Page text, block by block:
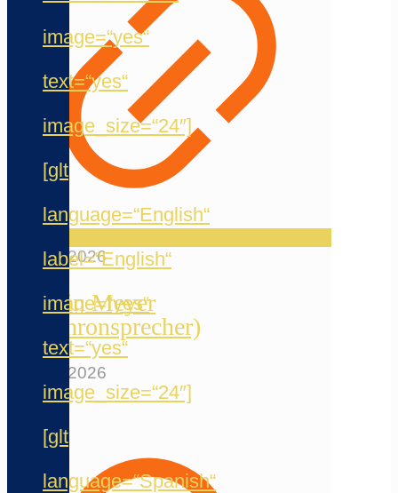
image=“yes“
text=“yes“
image_size=“24″]
[glt
language=“English“
label=“English“
image=“yes“
text=“yes“
image_size=“24″]
[glt
language=“Spanish“
20. Mai 2026
Jermain Meyer
(Synchronsprecher)
12. Mai 2026